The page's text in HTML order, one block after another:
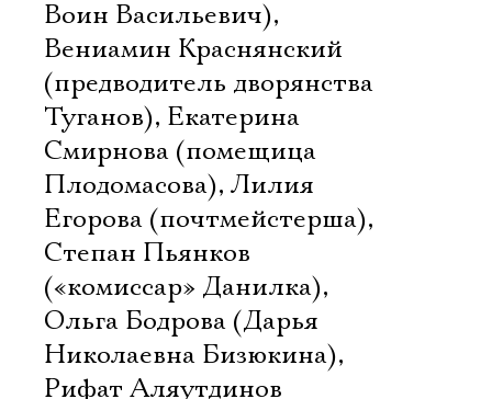
Воин Васильевич),
Вениамин Краснянский
(предводитель дворянства
Туганов), Екатерина
Смирнова (помещица
Плодомасова), Лилия
Егорова (почтмейстерша),
Степан Пьянков
(«комиссар» Данилка),
Ольга Бодрова (Дарья
Николаевна Бизюкина),
Рифат Аляутдинов